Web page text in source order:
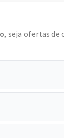
, seja ofertas de